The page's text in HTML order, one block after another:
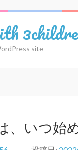
site
、いつ始